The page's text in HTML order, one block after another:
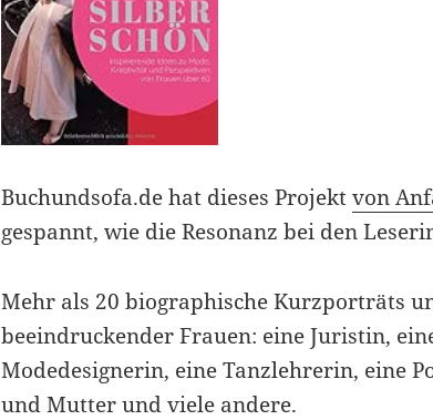
Buchundsofa.de hat dieses Projektvon
gespannt, wie die Resonanz bei den
Mehr als 20 biographische Kurzporträts
beeindruckender Frauen: eine Juristin,
Modedesignerin, eine Tanzlehrerin, eine
und Mutter und viele andere.